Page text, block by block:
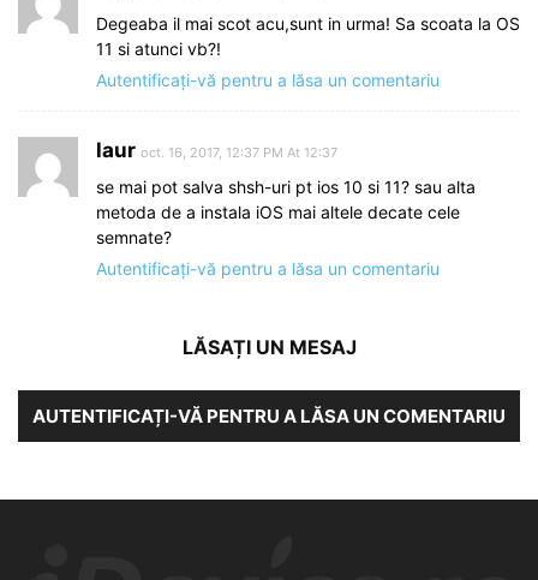
Degeaba il mai scot acu,sunt in urma! Sa scoata la OS
11 si atunci vb?!
Autentificați-vă pentru a lăsa un comentariu
laur oct. 16, 2017, 12:37 PM At 12:37
se mai pot salva shsh-uri pt ios 10 si 11? sau alta
metoda de a instala iOS mai altele decate cele
semnate?
Autentificați-vă pentru a lăsa un comentariu
LĂSAȚI UN MESAJ
AUTENTIFICAȚI-VĂ PENTRU A LĂSA UN COMENTARIU